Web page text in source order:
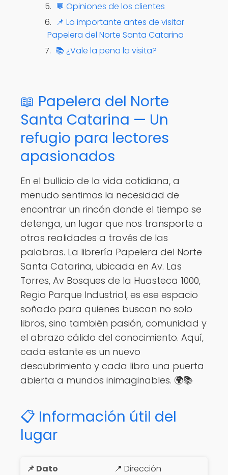
💬 Opiniones de los clientes
📌 Lo importante antes de visitar
Papelera del Norte Santa Catarina
📚 ¿Vale la pena la visita?
📖 Papelera del Norte
Santa Catarina — Un
refugio para lectores
apasionados
En el bullicio de la vida cotidiana, a
menudo sentimos la necesidad de
encontrar un rincón donde el tiempo se
detenga, un lugar que nos transporte a
otras realidades a través de las
palabras. La librería Papelera del Norte
Santa Catarina, ubicada en Av. Las
Torres, Av Bosques de la Huasteca 1000,
Regio Parque Industrial, es ese espacio
soñado para quienes buscan no solo
libros, sino también pasión, comunidad y
el abrazo cálido del conocimiento. Aquí,
cada estante es un nuevo
descubrimiento y cada libro una puerta
abierta a mundos inimaginables. 🌍📚
📋 Información útil del
lugar
📍 Dirección